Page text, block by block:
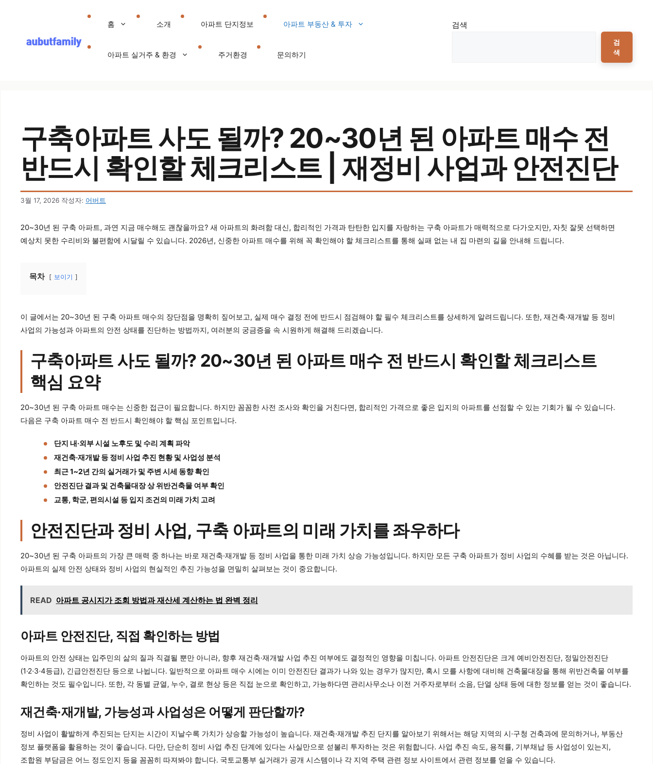
홈 소개 아파트 단지정보 아파트 부동산 & 투자
아파트 실거주 & 환경 주거환경 문의하기
검색
검
색
구축아파트 사도 될까? 20~30년 된 아파트 매수 전
반드시 확인할 체크리스트 | 재정비 사업과 안전진단
3월 17, 2026 작성자: 어버트
20~30년 된 구축 아파트, 과연 지금 매수해도 괜찮을까요? 새 아파트의 화려함 대신, 합리적인 가격과 탄탄한 입지를 자랑하는 구축 아파트가 매력적으로 다가오지만, 자칫 잘못 선택하면
예상치 못한 수리비와 불편함에 시달릴 수 있습니다. 2026년, 신중한 아파트 매수를 위해 꼭 확인해야 할 체크리스트를 통해 실패 없는 내 집 마련의 길을 안내해 드립니다.
목차 보이기
이 글에서는 20~30년 된 구축 아파트 매수의 장단점을 명확히 짚어보고, 실제 매수 결정 전에 반드시 점검해야 할 필수 체크리스트를 상세하게 알려드립니다. 또한, 재건축·재개발 등 정비
사업의 가능성과 아파트의 안전 상태를 진단하는 방법까지, 여러분의 궁금증을 속 시원하게 해결해 드리겠습니다.
구축아파트 사도 될까? 20~30년 된 아파트 매수 전 반드시 확인할 체크리스트
핵심 요약
20~30년 된 구축 아파트 매수는 신중한 접근이 필요합니다. 하지만 꼼꼼한 사전 조사와 확인을 거친다면, 합리적인 가격으로 좋은 입지의 아파트를 선점할 수 있는 기회가 될 수 있습니다.
다음은 구축 아파트 매수 전 반드시 확인해야 할 핵심 포인트입니다.
단지 내·외부 시설 노후도 및 수리 계획 파악
재건축·재개발 등 정비 사업 추진 현황 및 사업성 분석
최근 1~2년 간의 실거래가 및 주변 시세 동향 확인
안전진단 결과 및 건축물대장 상 위반건축물 여부 확인
교통, 학군, 편의시설 등 입지 조건의 미래 가치 고려
안전진단과 정비 사업, 구축 아파트의 미래 가치를 좌우하다
20~30년 된 구축 아파트의 가장 큰 매력 중 하나는 바로 재건축·재개발 등 정비 사업을 통한 미래 가치 상승 가능성입니다. 하지만 모든 구축 아파트가 정비 사업의 수혜를 받는 것은 아닙니다.
아파트의 실제 안전 상태와 정비 사업의 현실적인 추진 가능성을 면밀히 살펴보는 것이 중요합니다.
READ 아파트 공시지가 조회 방법과 재산세 계산하는 법 완벽 정리
아파트 안전진단, 직접 확인하는 방법
아파트의 안전 상태는 입주민의 삶의 질과 직결될 뿐만 아니라, 향후 재건축·재개발 사업 추진 여부에도 결정적인 영향을 미칩니다. 아파트 안전진단은 크게 예비안전진단, 정밀안전진단
(1·2·3·4등급), 긴급안전진단 등으로 나뉩니다. 일반적으로 아파트 매수 시에는 이미 안전진단 결과가 나와 있는 경우가 많지만, 혹시 모를 사항에 대비해 건축물대장을 통해 위반건축물 여부를
확인하는 것도 필수입니다. 또한, 각 동별 균열, 누수, 결로 현상 등은 직접 눈으로 확인하고, 가능하다면 관리사무소나 이전 거주자로부터 소음, 단열 상태 등에 대한 정보를 얻는 것이 좋습니다.
재건축·재개발, 가능성과 사업성은 어떻게 판단할까?
정비 사업이 활발하게 추진되는 단지는 시간이 지날수록 가치가 상승할 가능성이 높습니다. 재건축·재개발 추진 단지를 알아보기 위해서는 해당 지역의 시·구청 건축과에 문의하거나, 부동산
정보 플랫폼을 활용하는 것이 좋습니다. 다만, 단순히 정비 사업 추진 단계에 있다는 사실만으로 섣불리 투자하는 것은 위험합니다. 사업 추진 속도, 용적률, 기부채납 등 사업성이 있는지,
조합원 부담금은 어느 정도인지 등을 꼼꼼히 따져봐야 합니다. 국토교통부 실거래가 공개 시스템이나 각 지역 주택 관련 정보 사이트에서 관련 정보를 얻을 수 있습니다.